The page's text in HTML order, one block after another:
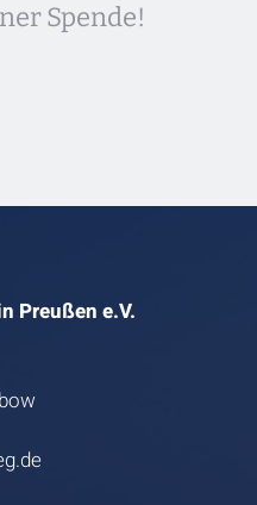
Spende!
Preußen e.V.